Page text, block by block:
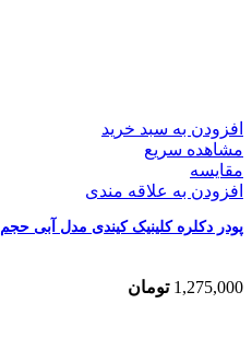
افزودن به سبد خرید
مشاهده سریع
مقایسه
افزودن به علاقه مندی
پودر دکلره کلینیک کیندی مدل آبی حجم 500 گرم
1,275,000 تومان